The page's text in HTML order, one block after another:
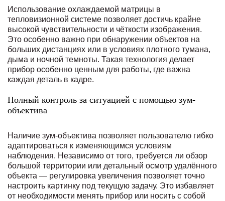
Использование охлаждаемой матрицы в
тепловизионной системе позволяет достичь крайне
высокой чувствительности и чёткости изображения.
Это особенно важно при обнаружении объектов на
больших дистанциях или в условиях плотного тумана,
дыма и ночной темноты. Такая технология делает
прибор особенно ценным для работы, где важна
каждая деталь в кадре.
Полный контроль за ситуацией с помощью зум-
объектива
Наличие зум-объектива позволяет пользователю гибко
адаптироваться к изменяющимся условиям
наблюдения. Независимо от того, требуется ли обзор
большой территории или детальный осмотр удалённого
объекта — регулировка увеличения позволяет точно
настроить картинку под текущую задачу. Это избавляет
от необходимости менять прибор или носить с собой